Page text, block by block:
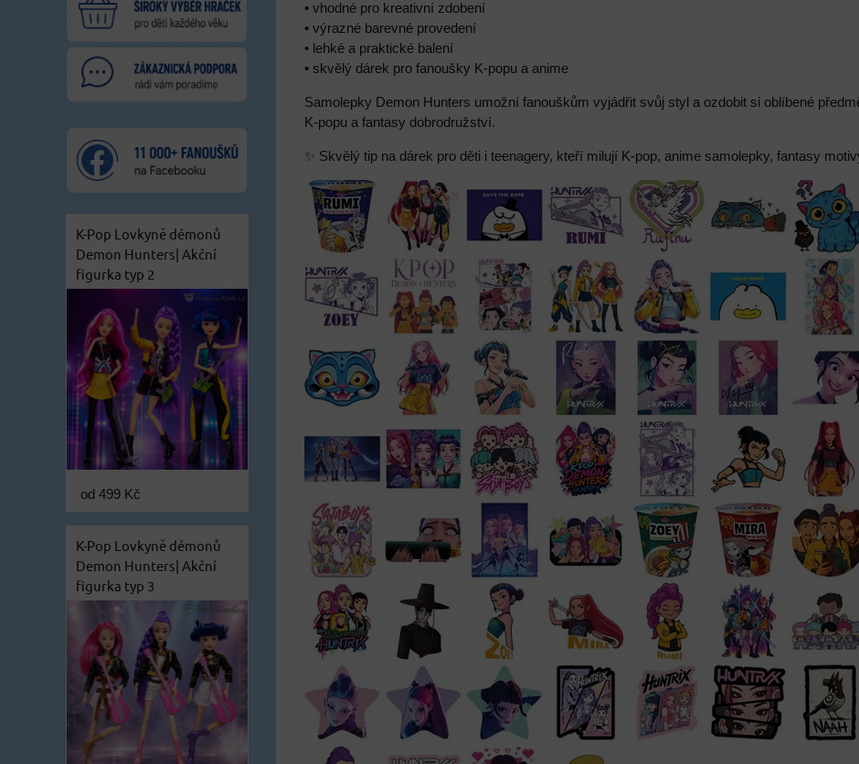
• vhodné pro kreativní zdobení
• výrazné barevné provedení
• lehké a praktické balení
• skvělý dárek pro fanoušky K-popu a anime
Samolepky Demon Hunters umožní fanouškům vyjádřit svůj styl a ozdobit si oblíbené
K-popu a fantasy dobrodružství.
✨ Skvělý tip na dárek pro děti i teenagery, kteří milují K-pop, anime samolepky, fantasy
K-Pop Lovkyně démonů
Demon Hunters| Akční
figurka typ 2
od 499 Kč
K-Pop Lovkyně démonů
Demon Hunters| Akční
figurka typ 3